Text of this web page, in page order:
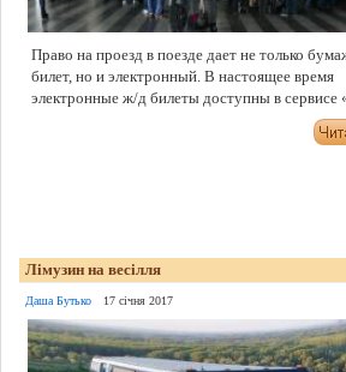
Право на проезд в поезде дает не только
билет, но и электронный. В настоящее время
электронные ж/д билеты доступны в сервисе
Лімузин на весілля
Даша Бутько 17 січня 2017